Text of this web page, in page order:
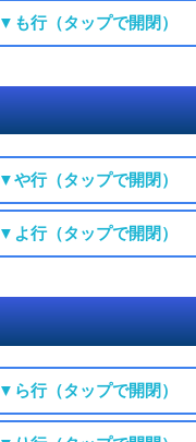
▼も行（タップで開閉）
▼や行（タップで開閉）
▼よ行（タップで開閉）
▼ら行（タップで開閉）